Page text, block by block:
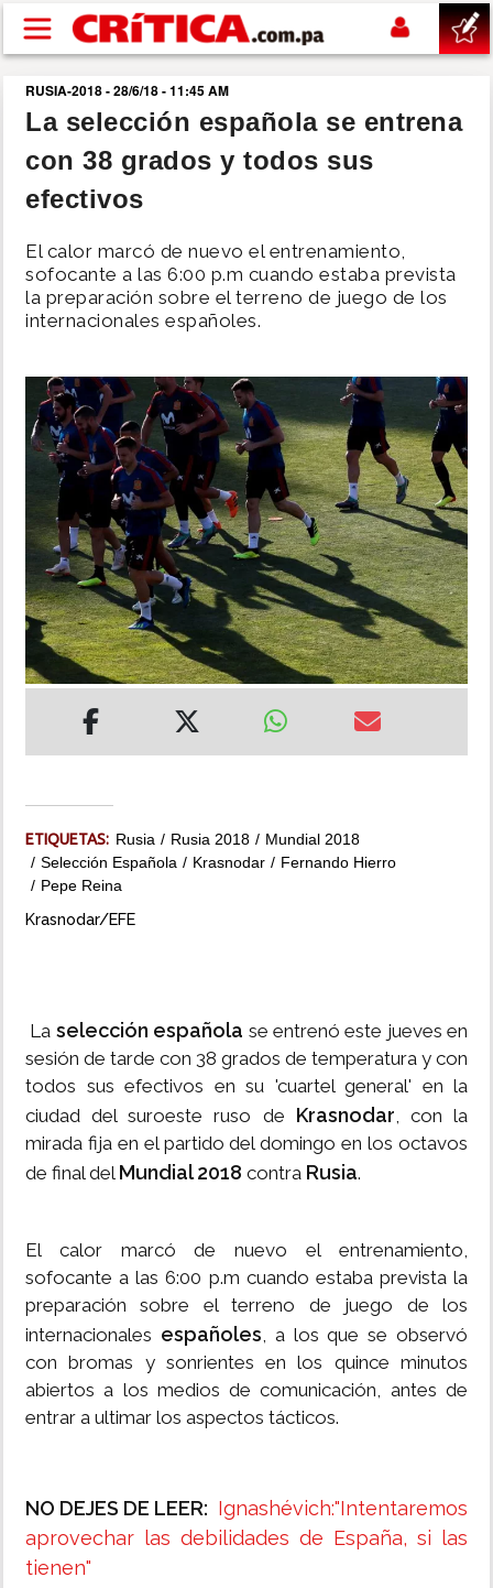
Pasar al contenido principal
buscar
SUCESOS
POLÍTICA
DEPORTES
MUNDO
INSÓLITAS
MULTIMEDIA
IMPRESO
RUSIA-2018 - 28/6/18 - 11:45 AM
La selección española se entrena
con 38 grados y todos sus
efectivos
El calor marcó de nuevo el entrenamiento,
sofocante a las 6:00 p.m cuando estaba prevista
la preparación sobre el terreno de juego de los
internacionales españoles.
ETIQUETAS: Rusia Rusia 2018
Mundial 2018
Selección Española
Krasnodar
Fernando Hierro
Pepe Reina
Krasnodar/EFE
La selección española se entrenó este jueves en
sesión de tarde con 38 grados de temperatura y con
todos sus efectivos en su 'cuartel general' en la
ciudad del suroeste ruso de Krasnodar, con la
mirada fija en el partido del domingo en los octavos
de final del Mundial 2018 contra Rusia.
El calor marcó de nuevo el entrenamiento,
sofocante a las 6:00 p.m cuando estaba prevista la
preparación sobre el terreno de juego de los
internacionales españoles, a los que se observó
con bromas y sonrientes en los quince minutos
abiertos a los medios de comunicación, antes de
entrar a ultimar los aspectos tácticos.
NO DEJES DE LEER: Ignashévich:"Intentaremos
aprovechar las debilidades de España, si las
tienen"